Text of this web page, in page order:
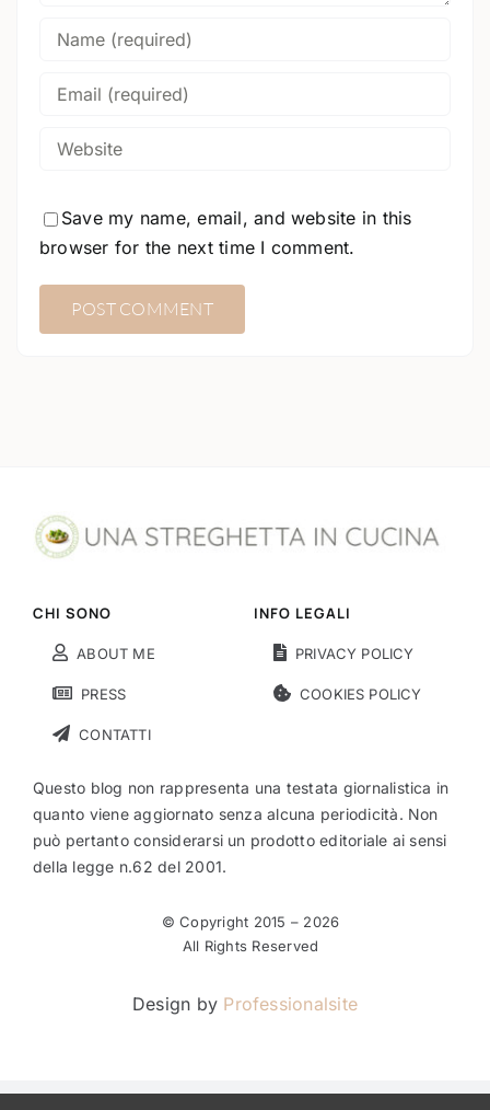
Save my name, email, and website in this
browser for the next time I comment.
CHI SONO
ABOUT ME
PRESS
CONTATTI
INFO LEGALI
PRIVACY POLICY
COOKIES POLICY
Questo blog non rappresenta una testata giornalistica in
quanto viene aggiornato senza alcuna periodicità. Non
può pertanto considerarsi un prodotto editoriale ai sensi
della legge n.62 del 2001.
© Copyright 2015 – 2026
All Rights Reserved
Design by Professionalsite